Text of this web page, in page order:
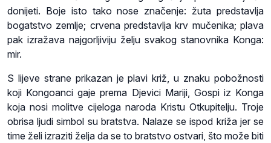
donijeti. Boje isto tako nose značenje: žuta predstavlja
bogatstvo zemlje; crvena predstavlja krv mučenika; plava
pak izražava najgorljiviju želju svakog stanovnika Konga:
mir.
S lijeve strane prikazan je plavi križ, u znaku pobožnosti
koji Kongoanci gaje prema Djevici Mariji, Gospi iz Konga
koja nosi molitve cijeloga naroda Kristu Otkupitelju. Troje
obrisa ljudi simbol su bratstva. Nalaze se ispod križa jer se
time želi izraziti želja da se to bratstvo ostvari, što može biti